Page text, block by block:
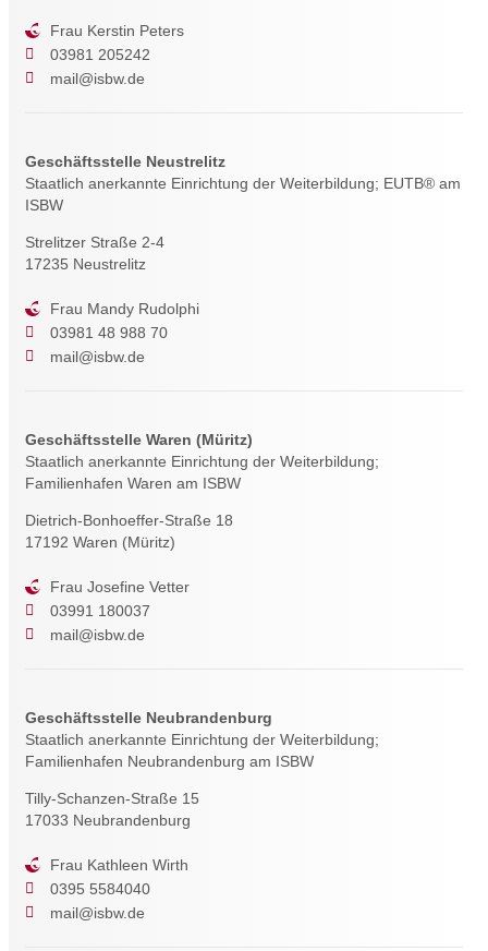
Frau Kerstin Peters
03981 205242
mail@isbw.de
Geschäftsstelle Neustrelitz
Staatlich anerkannte Einrichtung der Weiterbildung; EUTB® am
ISBW
Strelitzer Straße 2-4
17235 Neustrelitz
Frau Mandy Rudolphi
03981 48 988 70
mail@isbw.de
Geschäftsstelle Waren (Müritz)
Staatlich anerkannte Einrichtung der Weiterbildung;
Familienhafen Waren am ISBW
Dietrich-Bonhoeffer-Straße 18
17192 Waren (Müritz)
Frau Josefine Vetter
03991 180037
mail@isbw.de
Geschäftsstelle Neubrandenburg
Staatlich anerkannte Einrichtung der Weiterbildung;
Familienhafen Neubrandenburg am ISBW
Tilly-Schanzen-Straße 15
17033 Neubrandenburg
Frau Kathleen Wirth
0395 5584040
mail@isbw.de